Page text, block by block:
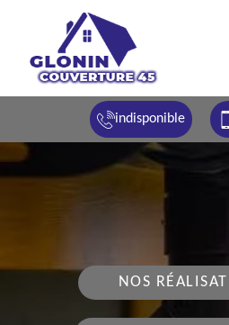
indisponible
NOS